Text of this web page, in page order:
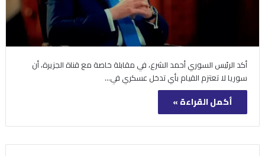
أكد الرئيس السوري أحمد الشرع، في مقابلة خاصة مع قناة الجزيرة، أن
سوريا لا تعتزم القيام بأي تدخل عسكري في…
أكمل القراءة »